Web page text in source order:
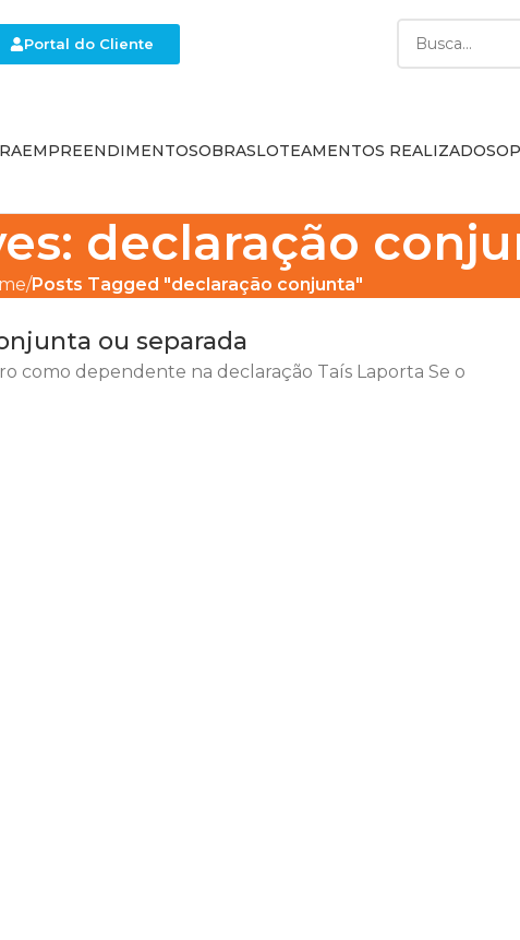
Portal do Cliente
EMPREENDIMENTOSOBRASLOTEAMENTOS REALIZADOS
declaração
Posts Tagged "declaração conjunta"
ou separada
como dependente na declaração Taís Laporta Se o